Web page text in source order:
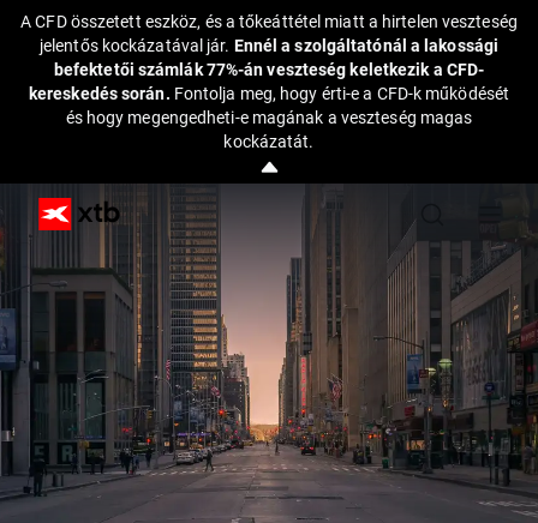
A CFD összetett eszköz, és a tőkeáttétel miatt a hirtelen veszteség
jelentős kockázatával jár. Ennél a szolgáltatónál a lakossági
befektetői számlák 77%-án veszteség keletkezik a CFD-
kereskedés során. Fontolja meg, hogy érti-e a CFD-k működését
és hogy megengedheti-e magának a veszteség magas
kockázatát.